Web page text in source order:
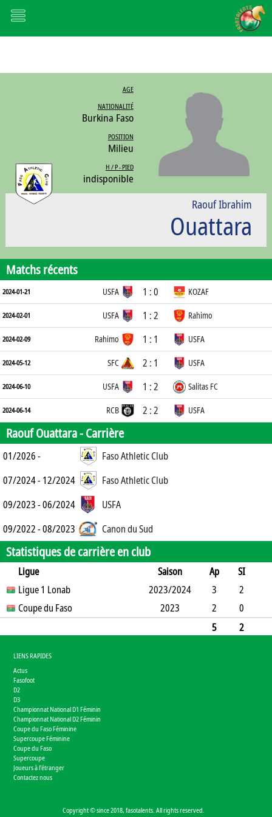
AGE
NATIONALITÉ
Burkina Faso
POSITION
Milieu
H / P - PIED
indisponible
Raouf Ibrahim
Ouattara
Matchs récents
2024-01-21 USFA 1 : 0 KOZAF
2024-02-01 USFA 1 : 2 Rahimo
2024-02-09 Rahimo 1 : 1 USFA
2024-05-12 SFC 2 : 1 USFA
2024-06-10 USFA 1 : 2 Salitas FC
2024-06-14 RCB 2 : 2 USFA
Raouf Ouattara -Carrière
01/2026 -
Faso Athletic Club
07/2024 - 12/2024
Faso Athletic Club
09/2023 - 06/2024
USFA
09/2022 - 08/2023
Canon du Sud
Statistiques de carrière en club
Ligue Saison Ap
SI
SO
B B 2J CR Min
Ligue 1 Lonab 2023/2024 3
2
0
8 0 0 117
Coupe du Faso 2023 2
0
1655
2
LIENS RAPIDES
Actus
Fasofoot
D2
D3
Championnat National D1 Féminin
Championnat National D2 Féminin
Coupe du Faso Féminine
Supercoupe Féminine
Coupe du Faso
Supercoupe
Joueurs à l'étranger
Contactez nous
Copyright © since 2018, fasotalents. All rights reserved.